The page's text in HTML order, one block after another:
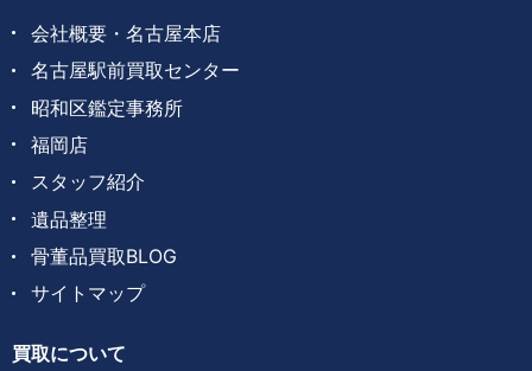
会社概要・名古屋本店
名古屋駅前買取センター
昭和区鑑定事務所
福岡店
スタッフ紹介
遺品整理
骨董品買取BLOG
サイトマップ
買取について